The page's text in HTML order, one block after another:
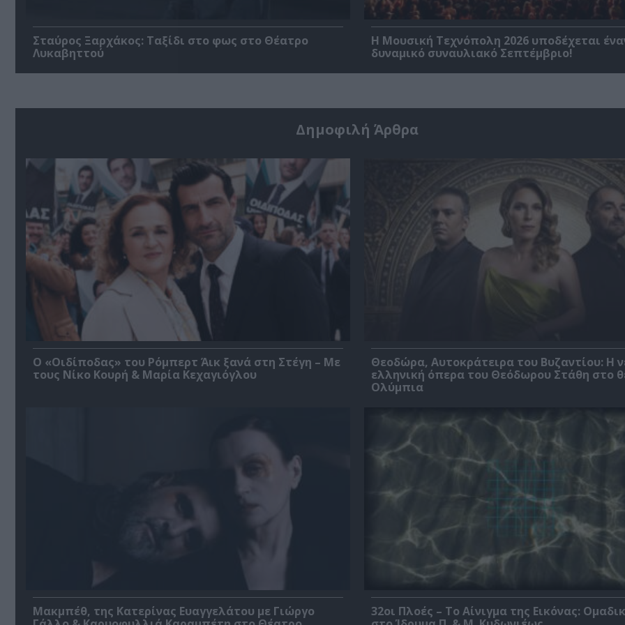
Σταύρος Ξαρχάκος: Ταξίδι στο φως στο Θέατρο
Λυκαβηττού
Η Μουσική Τεχνόπολη 2026 υποδέχεται
δυναμικό συναυλιακό Σεπτέμβριο!
Δημοφιλή Άρθρα
O «Οιδίποδας» του Ρόμπερτ Άικ ξανά στη Στέγη – Με
τους Νίκο Κουρή & Μαρία Κεχαγιόγλου
Θεοδώρα, Αυτοκράτειρα του Βυζαντίου: Η
ελληνική όπερα του Θεόδωρου Στάθη στο
Ολύμπια
Μακμπέθ, της Κατερίνας Ευαγγελάτου με Γιώργο
32οι Πλοές – Το Αίνιγμα της Εικόνας: